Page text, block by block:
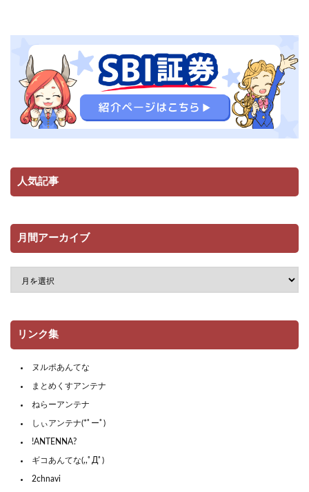
人気記事
月間アーカイブ
リンク集
ヌルポあんてな
まとめくすアンテナ
ねらーアンテナ
しぃアンテナ(*ﾟーﾟ)
!ANTENNA?
ギコあんてな(,,ﾟДﾟ)
2chnavi